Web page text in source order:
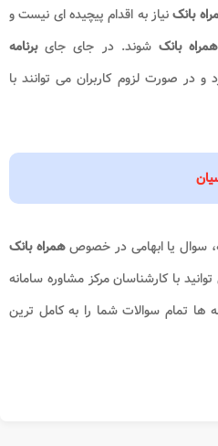
بانکنیاز به اقدام پیچیده ای نیست و
همراه بانک شوند. در جای جایبرنامه
و در صورت لزوم کاربران می توانند با
سوال یا ابهامی در خصوصهمراه بانک
با کارشناسان مرکز مشاوره سامانه
ها تمام سوالات شما را به کامل ترین